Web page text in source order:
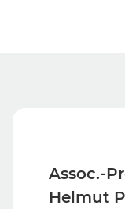
Assoc.-
Helmut